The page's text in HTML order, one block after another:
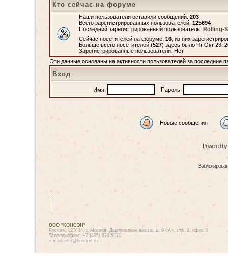
Кто сейчас на форуме
Наши пользователи оставили сообщений: 203
Всего зарегистрированных пользователей: 125694
Последний зарегистрированный пользователь: Rolling-
Сейчас посетителей на форуме: 16, из них
Больше всего посетителей (527) здесь было Чт Окт 23,
Зарегистрированные пользователи: Нет
Эти данные основаны на активности пользователей за последние
Вход
Имя: Пароль:
Новые сообщения
Powered by
ООО "КОНСЭН"
Россия, 127434, г. Москва, Дмитровское шоссе, д. 9 «А», стр. 2, офис 3
Телефон/факс: +7 (495) 979-5171
e-mail: info@konsen.ru